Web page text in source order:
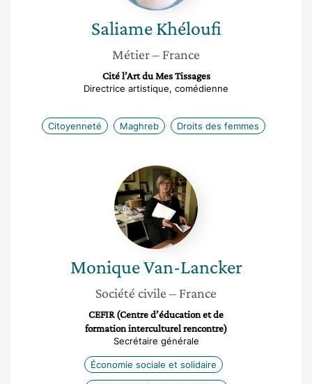
Saliame Khéloufi
Métier– France
Cité l’Art du Mes Tissages
Directrice artistique, comédienne
Citoyenneté Maghreb Droits des femmes
Monique
Van-
Lancker
MoniqueVan-Lancker
Société civile – France
CEFIR (Centre d’éducation et de
formation interculturel rencontre)
Secrétaire générale
Économie sociale et solidaire